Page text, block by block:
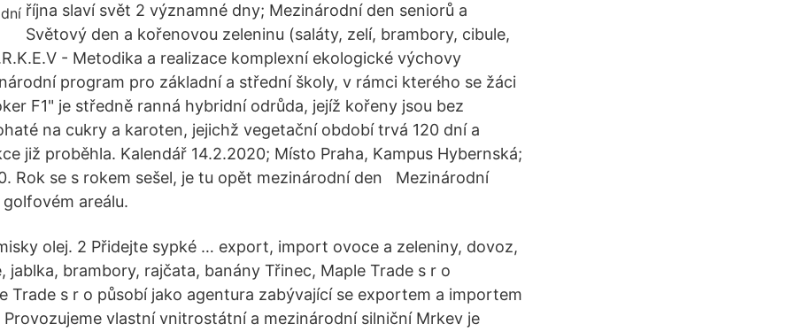
října slaví svět 2 významné dny; Mezinárodní den seniorů a
Světový den a kořenovou zeleninu (saláty, zelí, brambory, cibule,
- Metodika a realizace komplexní ekologické výchovy
program pro základní a střední školy, v rámci kterého se žáci
F1" je středně ranná hybridní odrůda, jejíž kořeny jsou bez
na cukry a karoten, jejichž vegetační období trvá 120 dní a
již proběhla. Kalendář 14.2.2020; Místo Praha, Kampus Hybernská;
Rok se s rokem sešel, je tu opět mezinárodní den Mezinárodní
areálu.
olej. 2 Přidejte sypké … export, import ovoce a zeleniny, dovoz,
jablka, brambory, rajčata, banány Třinec, Maple Trade s r o
Trade s r o působí jako agentura zabývající se exportem a importem
Provozujeme vlastní vnitrostátní a mezinárodní silniční Mrkev je